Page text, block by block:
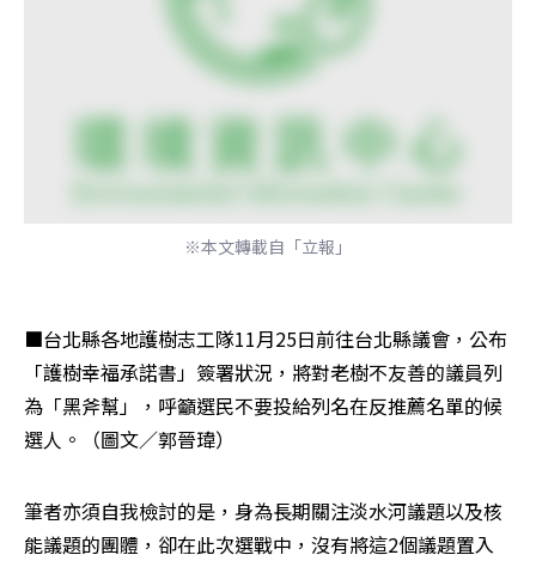
※本文轉載自「立報」
■台北縣各地護樹志工隊11月25日前往台北縣議會，公布
「護樹幸福承諾書」簽署狀況，將對老樹不友善的議員列
為「黑斧幫」，呼籲選民不要投給列名在反推薦名單的候
選人。（圖文／郭晉瑋）
筆者亦須自我檢討的是，身為長期關注淡水河議題以及核
能議題的團體，卻在此次選戰中，沒有將這2個議題置入